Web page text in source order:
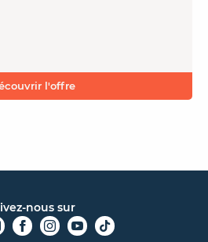
l'offre
nous sur